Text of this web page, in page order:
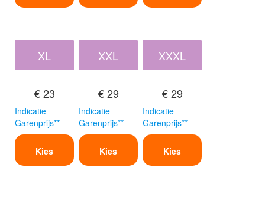
XL
€ 23
Indicatie
Garenprijs**
Kies
XXL
€ 29
Indicatie
Garenprijs**
Kies
XXXL
€ 29
Indicatie
Garenprijs**
Kies